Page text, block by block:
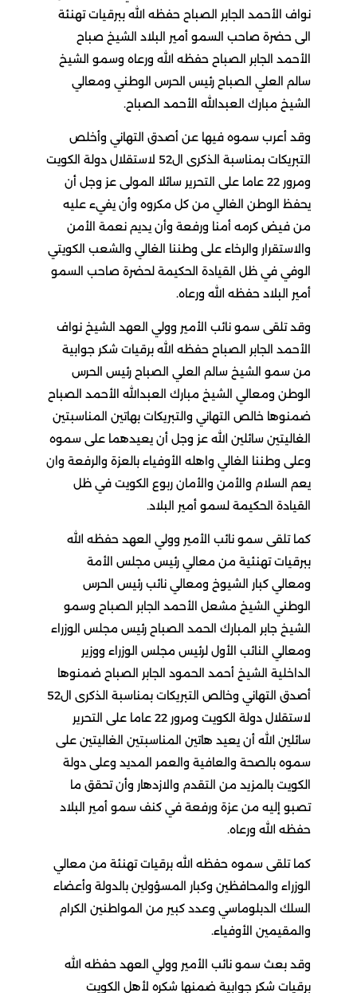
نواف الأحمد الجابر الصباح حفظه الله ببرقيات تهنئة
الى حضرة صاحب السمو أمير البلاد الشيخ صباح
الأحمد الجابر الصباح حفظه الله ورعاه وسمو الشيخ
سالم العلي الصباح رئيس الحرس الوطني ومعالي
الشيخ مبارك العبدالله الأحمد الصباح.
وقد أعرب سموه فيها عن أصدق التهاني وأخلص
التبريكات بمناسبة الذكرى ال52 لاستقلال دولة الكويت
ومرور 22 عاما على التحرير سائلا المولى عز وجل أن
يحفظ الوطن الغالي من كل مكروه وأن يفيء عليه
من فيض كرمه أمنا ورفعة وأن يديم نعمة الأمن
والاستقرار والرخاء على وطننا الغالي والشعب الكويتي
الوفي في ظل القيادة الحكيمة لحضرة صاحب السمو
أمير البلاد حفظه الله ورعاه.
وقد تلقى سمو نائب الأمير وولي العهد الشيخ نواف
الأحمد الجابر الصباح حفظه الله برقيات شكر جوابية
من سمو الشيخ سالم العلي الصباح رئيس الحرس
الوطن ومعالي الشيخ مبارك العبدالله الأحمد الصباح
ضمنوها خالص التهاني والتبريكات بهاتين المناسبتين
الغاليتين سائلين الله عز وجل أن يعيدهما على سموه
وعلى وطننا الغالي واهله الأوفياء بالعزة والرفعة وان
يعم السلام والأمن والأمان ربوع الكويت في ظل
القيادة الحكيمة لسمو أمير البلاد.
كما تلقى سمو نائب الأمير وولي العهد حفظه الله
ببرقيات تهنئية من معالي رئيس مجلس الأمة
ومعالي كبار الشيوخ ومعالي نائب رئيس الحرس
الوطني الشيخ مشعل الأحمد الجابر الصباح وسمو
الشيخ جابر المبارك الحمد الصباح رئيس مجلس الوزراء
ومعالي النائب الأول لرئيس مجلس الوزراء ووزير
الداخلية الشيخ أحمد الحمود الجابر الصباح ضمنوها
أصدق التهاني وخالص التبريكات بمناسبة الذكرى ال52
لاستقلال دولة الكويت ومرور 22 عاما على التحرير
سائلين الله أن يعيد هاتين المناسبتين الغاليتين على
سموه بالصحة والعافية والعمر المديد وعلى دولة
الكويت بالمزيد من التقدم والازدهار وأن تحقق ما
تصبو إليه من عزة ورفعة في كنف سمو أمير البلاد
حفظه الله ورعاه.
كما تلقى سموه حفظه الله برقيات تهنئة من معالي
الوزراء والمحافظين وكبار المسؤولين بالدولة وأعضاء
السلك الدبلوماسي وعدد كبير من المواطنين الكرام
والمقيمين الأوفياء.
وقد بعث سمو نائب الأمير وولي العهد حفظه الله
برقيات شكر جوابية ضمنها شكره لأهل الكويت